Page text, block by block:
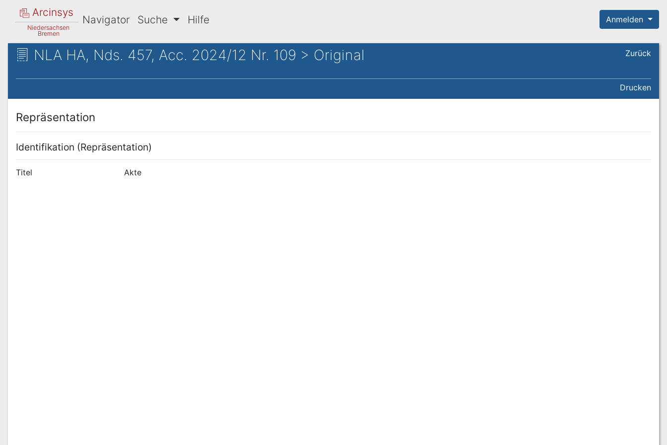
Arcinsys
Niedersachsen
Bremen
Navigator Suche Hilfe Anmelden
NLA HA, Nds. 457, Acc. 2024/12 Nr. 109 > Original Zurück
Drucken
Repräsentation
Identifikation (Repräsentation)
Titel Akte